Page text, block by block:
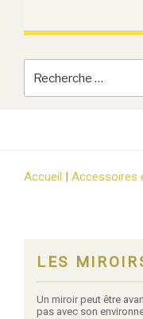
Accueil | Accessoires
LES
Un miroir peut être
pas avec son